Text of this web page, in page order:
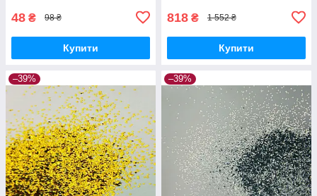
48 ₴ 98 ₴
Купити
818 ₴ 1 552 ₴
Купити
–39% –39%